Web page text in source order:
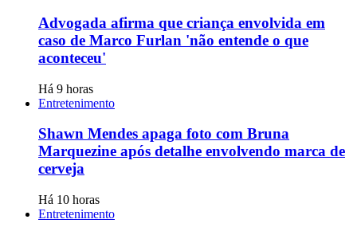
Advogada afirma que criança envolvida em
caso de Marco Furlan 'não entende o que
aconteceu'
Há 9 horas
Entretenimento
Shawn Mendes apaga foto com Bruna
Marquezine após detalhe envolvendo marca de
cerveja
Há 10 horas
Entretenimento